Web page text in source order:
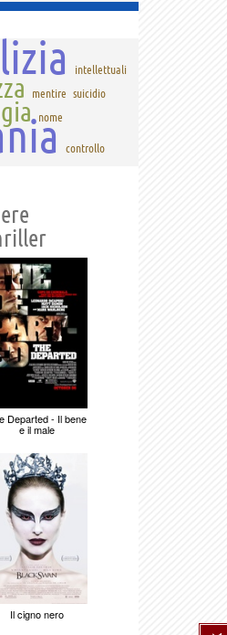
intellettuali
mentire suicidio
nome
controllo
Departed - Il bene
e il male
Il cigno nero